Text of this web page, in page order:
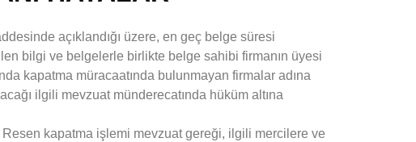
açıklandığı üzere, en geç belge süresi
bilgi ve belgelerle birlikte belge sahibi firmanın üyesi
kapatma müracaatında bulunmayan firmalar adına
ilgili mevzuat münderecatında hüküm altına
kapatma işlemi mevzuat gereği, ilgili mercilere ve